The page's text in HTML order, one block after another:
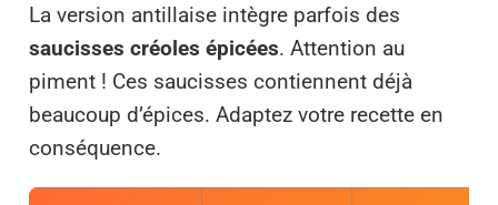
La version antillaise intègre parfois des
saucisses créoles épicées. Attention au
piment ! Ces saucisses contiennent déjà
beaucoup d’épices. Adaptez votre recette en
conséquence.